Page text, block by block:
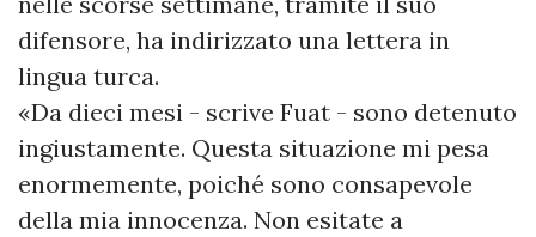
difensore, ha indirizzato una lettera in
lingua turca.
«Da dieci mesi - scrive Fuat - sono detenuto
ingiustamente. Questa situazione mi pesa
enormemente, poiché sono consapevole
della mia innocenza. Non esitate a